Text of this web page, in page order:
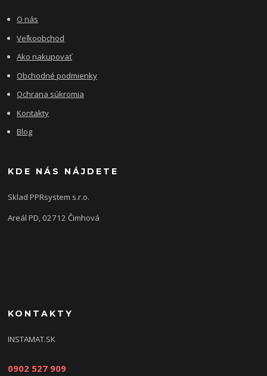
O nás
Veľkoobchod
Ako nakupovať
Obchodné podmienky
Ochrana súkromia
Kontakty
Blog
KDE NÁS NÁJDETE
Sklad PPRsystem s.r.o.
Areál PD, 02712 Čimhová
KONTAKTY
INSTAMAT.SK
0902 527 909